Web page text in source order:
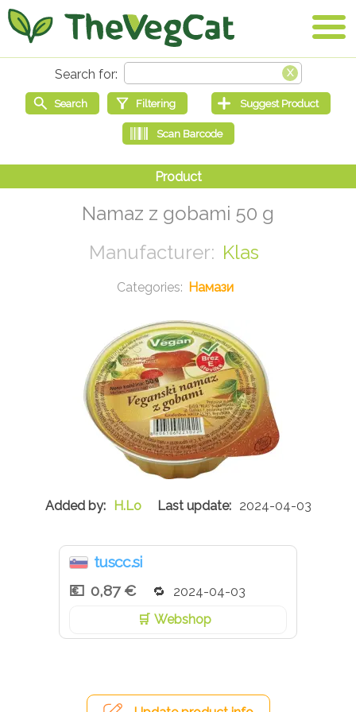
Namaz z gobami 50 g
Klas
Намази
H.Lo 2024-04-03
tuscc.si
0,87 €
2024-04-03
Webshop